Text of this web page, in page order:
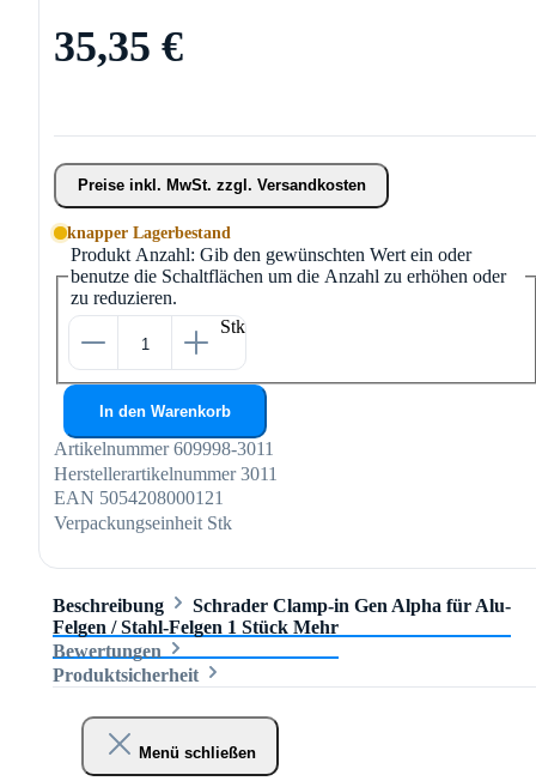
35,35 €
Preise inkl. MwSt. zzgl. Versandkosten
knapper Lagerbestand
Produkt Anzahl: Gib den gewünschten Wert ein oder
benutze die Schaltflächen um die Anzahl zu erhöhen oder
zu reduzieren.
Stk
In den Warenkorb
Artikelnummer 609998-3011
Herstellerartikelnummer 3011
EAN 5054208000121
Verpackungseinheit Stk
Beschreibung
Schrader Clamp-in Gen Alpha für Alu-
Felgen / Stahl-Felgen 1 Stück Mehr
Bewertungen
Produktsicherheit
Menü schließen